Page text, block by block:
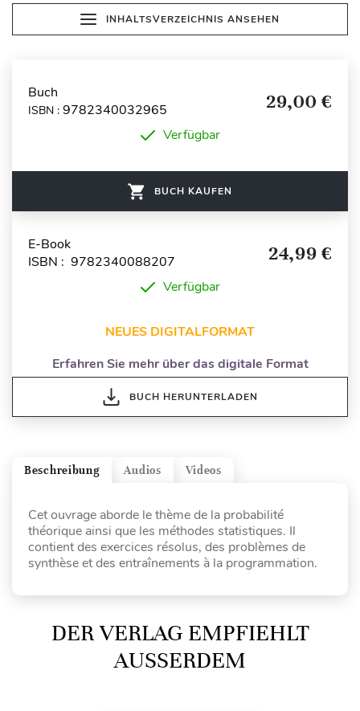
INHALTSVERZEICHNIS ANSEHEN
Buch
ISBN : 9782340032965 29,00 €
Verfügbar
BUCH KAUFEN
E-Book
ISBN : 9782340088207
24,99 €
Verfügbar
NEUES DIGITALFORMAT
Erfahren Sie mehr über das digitale Format
BUCH HERUNTERLADEN
Videos
Audios
Beschreibung
Cet ouvrage aborde le thème de la probabilité
théorique ainsi que les méthodes statistiques. Il
contient des exercices résolus, des problèmes de
synthèse et des entraînements à la programmation.
DER VERLAG EMPFIEHLT
AUSSERDEM